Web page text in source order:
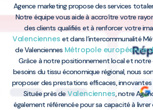
Agence marketing propose des services
Notre équipe vous aide à accroître votre
des clients qualifiés et à renforcer votre
Valenciennes et dans l’intercommunalité
de Valenciennes Métropole européenne
Grâce à notre positionnement local et notre
besoins du tissu économique régional, nous
proposer des prestations efficaces,
Située près de Valenciennes , notre
également référencée pour sa capacité à livrer